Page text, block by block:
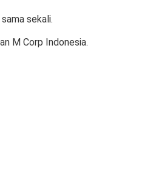
sekali.
M Corp Indonesia.